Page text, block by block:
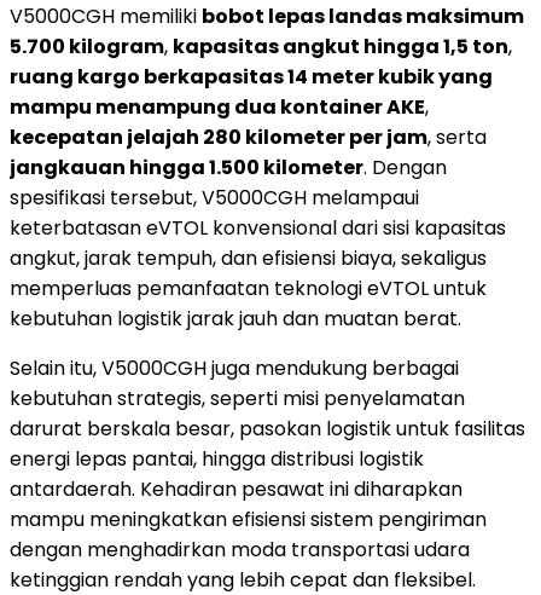
V5000CGH memiliki bobot lepas landas maksimum
5.700 kilogram, kapasitas angkut hingga 1,5 ton,
ruang kargo berkapasitas 14 meter kubik yang
mampu menampung dua kontainer AKE,
kecepatan jelajah 280 kilometer per jam, serta
jangkauan hingga 1.500 kilometer. Dengan
spesifikasi tersebut, V5000CGH melampaui
keterbatasan eVTOL konvensional dari sisi kapasitas
angkut, jarak tempuh, dan efisiensi biaya, sekaligus
memperluas pemanfaatan teknologi eVTOL untuk
kebutuhan logistik jarak jauh dan muatan berat.
Selain itu, V5000CGH juga mendukung berbagai
kebutuhan strategis, seperti misi penyelamatan
darurat berskala besar, pasokan logistik untuk fasilitas
energi lepas pantai, hingga distribusi logistik
antardaerah. Kehadiran pesawat ini diharapkan
mampu meningkatkan efisiensi sistem pengiriman
dengan menghadirkan moda transportasi udara
ketinggian rendah yang lebih cepat dan fleksibel.